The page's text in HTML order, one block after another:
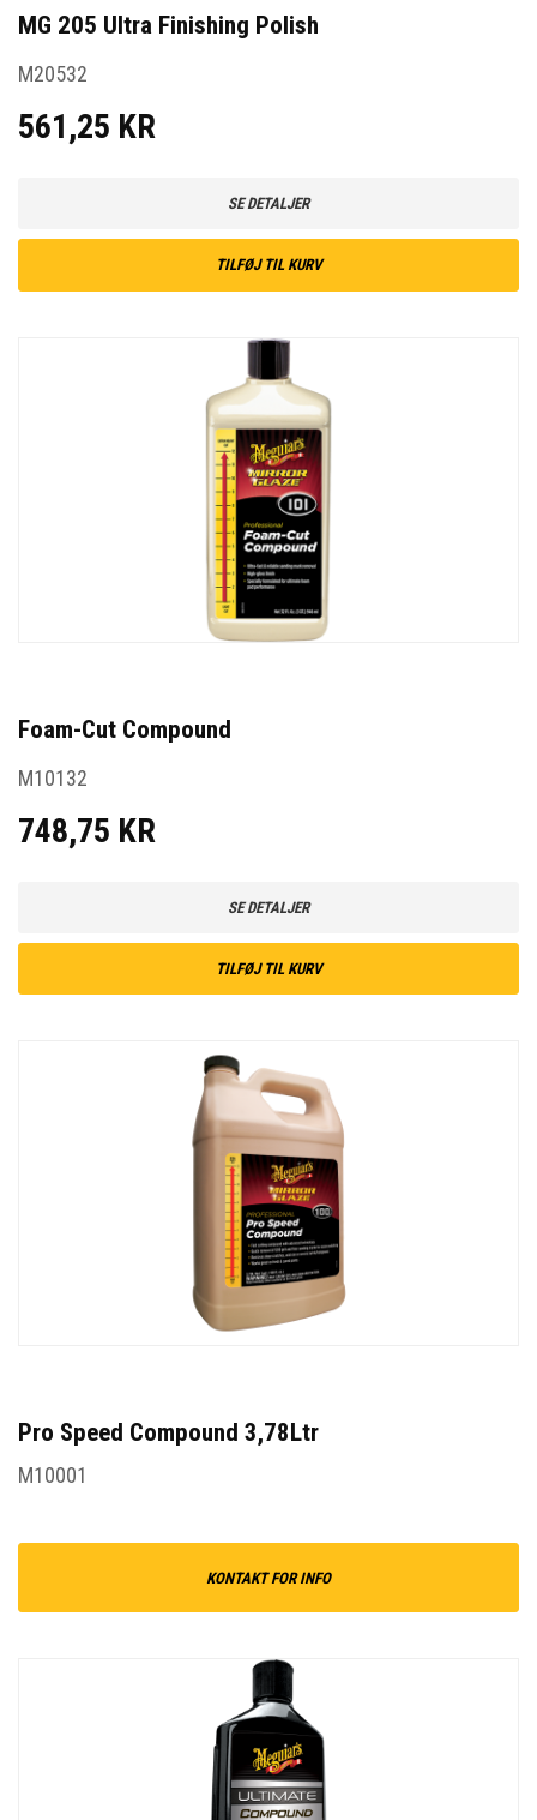
MG 205 Ultra Finishing Polish
M20532
561,25 KR
SE DETALJER
TILFØJ TIL KURV
Foam-Cut Compound
M10132
748,75 KR
SE DETALJER
TILFØJ TIL KURV
Pro Speed Compound 3,78Ltr
M10001
KONTAKT FOR INFO